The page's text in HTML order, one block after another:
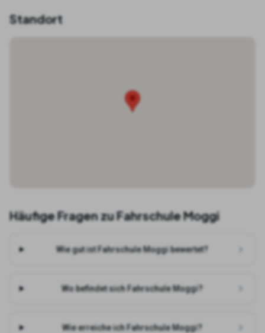
Standort
Häufige Fragen zuFahrschule Moggi
Wie gut ist Fahrschule Moggi bewertet?
Wo befindet sich Fahrschule Moggi?
Wie erreiche ich Fahrschule Moggi?